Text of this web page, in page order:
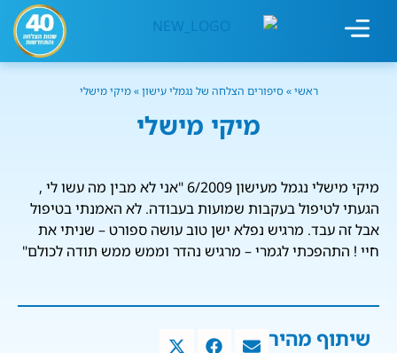
ראשי» סיפורים הצלחה של נגמלי עישון»מיקי מישלי
מיקי מישלי
מיקי מישלי נגמל מעישון 6/2009 "אני לא מבין מה עשו לי ,
הגעתי לטיפול בעקבות שמועות בעבודה. לא האמנתי בטיפול
אבל זה עבד. מרגיש נפלא ישן טוב עושה ספורט – שניתי את
חיי ! התהפכתי לגמרי – מרגיש נהדר וממש ממש תודה לכולם"
שיתוף מהיר